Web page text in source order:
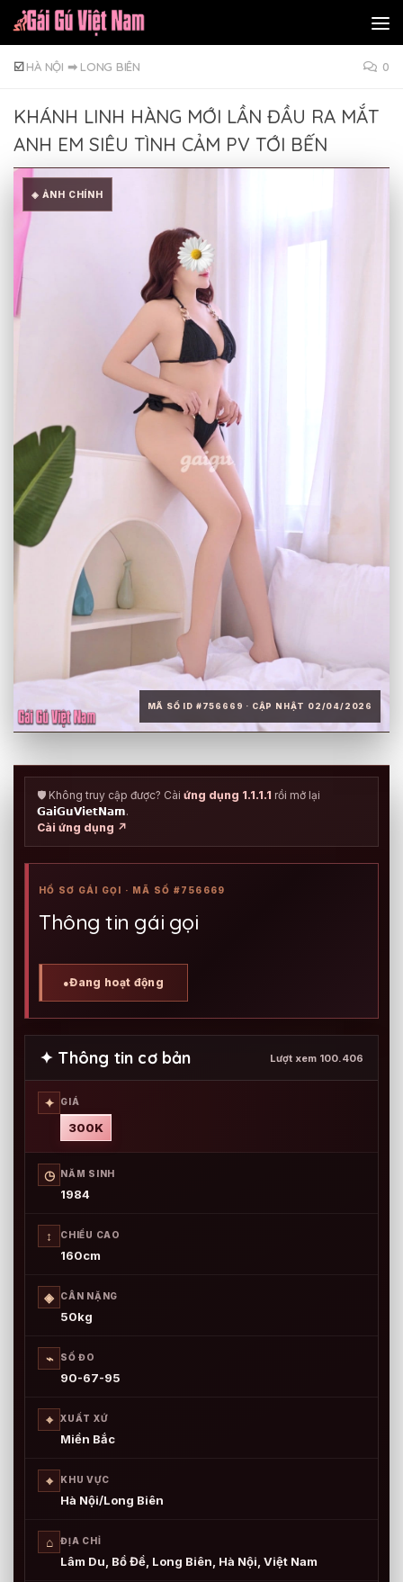
Skip to content
☑️HÀ NỘI ➡ LONG BIÊN 0
KHÁNH LINH HÀNG MỚI LẦN ĐẦU RA MẮT
ANH EM SIÊU TÌNH CẢM PV TỚI BẾN
◈ ẢNH CHÍNH
MÃ SỐ ID #756669 · CẬP NHẬT 02/04/2026
🛡️ Không truy cập được? Cài ứng dụng 1.1.1.1 rồi mở lại
𝗚𝗮𝗶𝗚𝘂𝗩𝗶𝗲𝘁𝗡𝗮𝗺.
Cài ứng dụng ↗
HỒ SƠ GÁI GỌI · MÃ SỐ #756669
Thông tin gái gọi
●Đang hoạt động
✦ Thông tin cơ bản Lượt xem 100.406
✦ GIÁ
300K
◷ NĂM SINH
1984
↕ CHIỀU CAO
160cm
◈ CÂN NẶNG
50kg
⌁ SỐ ĐO
90-67-95
⌖ XUẤT XỨ
Miền Bắc
⌖ KHU VỰC
Hà Nội/Long Biên
⌂ ĐỊA CHỈ
Lâm Du, Bồ Đề, Long Biên, Hà Nội, Việt Nam